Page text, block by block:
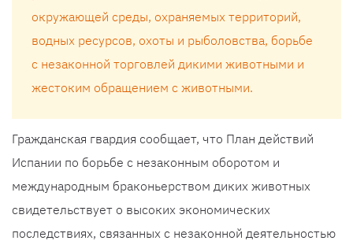
окружающей среды, охраняемых территорий,
водных ресурсов, охоты и рыболовства, борьбе
с незаконной торговлей дикими животными и
жестоким обращением с животными.
Гражданская гвардия сообщает, что План действий
Испании по борьбе с незаконным оборотом и
международным браконьерством диких животных
свидетельствует о высоких экономических
последствиях, связанных с незаконной деятельностью